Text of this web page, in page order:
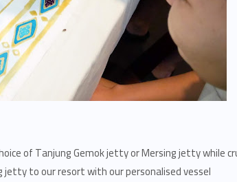
of Tanjung Gemok jetty or Mersing jetty while
to our resort with our personalised vessel.